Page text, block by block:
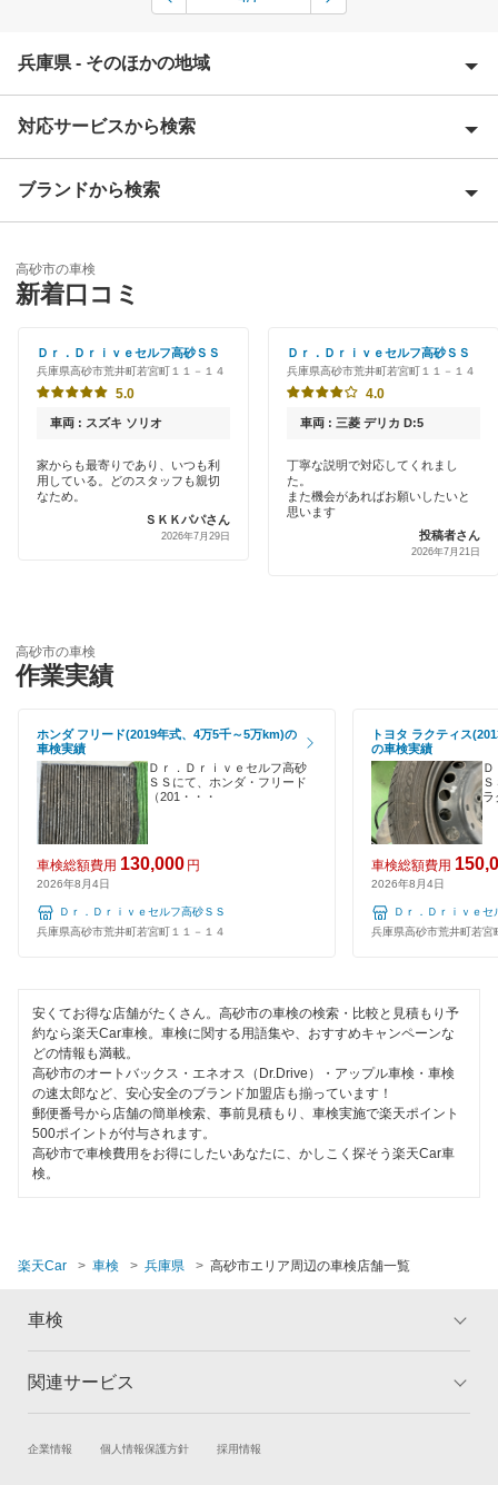
兵庫県 - そのほかの地域
相生市
赤穂郡
赤穂市
朝来市
芦屋市
尼崎市
伊丹市
加古郡
加東市
川西市
川辺郡
神崎郡
三田市
宍粟市
洲本市
多可郡
たつの市
丹波市
西脇市
対応サービスから検索
Award 受賞店
特典あり
クレジットカードOK
土日祝OK
代車あり
EV車OK
120分以内の車検
1日車検
夜間受付
整備保証
1級整備士在籍
コンピューター診断
ブランドから検索
「車検の速太郎」
アップル車検
出光リテール車検
コスモの車検
安心WE！車検
閉じる
高砂市の車検
新着口コミ
Ｄｒ．Ｄｒｉｖｅセルフ高砂ＳＳ
兵庫県高砂市荒井町若宮町１１－１４
5.0
車両 : スズキ ソリオ
家からも最寄りであり、いつも利
用している。どのスタッフも親切
なため。
ＳＫＫパパさん
2026年7月29日
Ｄｒ．Ｄｒｉｖｅセルフ高砂ＳＳ
兵庫県高砂市荒井町若宮町１１－１４
4.0
車両 : 三菱 デリカ D:5
丁寧な説明で対応してくれまし
た。
また機会があればお願いしたいと
思います
投稿者さん
2026年7月21日
高砂市の車検
作業実績
ホンダ フリード(2019年式、4万5千～5万km)の
車検実績
Ｄｒ．Ｄｒｉｖｅセルフ高砂
ＳＳにて、ホンダ・フリード
（201・・・
車検総額費用 130,000 円
2026年8月4日
Ｄｒ．Ｄｒｉｖｅセルフ高砂ＳＳ
兵庫県高砂市荒井町若宮町１１－１４
トヨタ ラクティス
の車検実績
Ｄ
Ｓ
ラ
車検総額費用
2026年8月4日
Ｄｒ．Ｄｒｉｖｅセ
兵庫県高砂市荒井町若宮
安くてお得な店舗がたくさん。高砂市の車検の検索・比較と見積もり予
約なら楽天Car車検。車検に関する用語集や、おすすめキャンペーンな
どの情報も満載。
高砂市のオートバックス・エネオス（Dr.Drive）・アップル車検・車検
の速太郎など、安心安全のブランド加盟店も揃っています！
郵便番号から店舗の簡単検索、事前見積もり、車検実施で楽天ポイント
500ポイントが付与されます。
高砂市で車検費用をお得にしたいあなたに、かしこく探そう楽天Car車
検。
楽天Car 車検 兵庫県 高砂市エリア周辺の車検店舗一覧
車検
トップ
車検の基礎知識 キャンペーン一覧
関連サービス
試乗・商談 新車購入
企業情報 個人情報保護方針 採用情報